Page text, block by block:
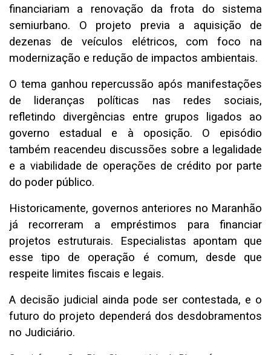
financiariam a renovação da frota do sistema
semiurbano. O projeto previa a aquisição de
dezenas de veículos elétricos, com foco na
modernização e redução de impactos ambientais.
O tema ganhou repercussão após manifestações
de lideranças políticas nas redes sociais,
refletindo divergências entre grupos ligados ao
governo estadual e à oposição. O episódio
também reacendeu discussões sobre a legalidade
e a viabilidade de operações de crédito por parte
do poder público.
Historicamente, governos anteriores no Maranhão
já recorreram a empréstimos para financiar
projetos estruturais. Especialistas apontam que
esse tipo de operação é comum, desde que
respeite limites fiscais e legais.
A decisão judicial ainda pode ser contestada, e o
futuro do projeto dependerá dos desdobramentos
no Judiciário.